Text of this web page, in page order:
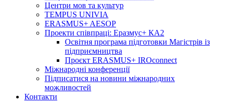
Центри мов та культур
TEMPUS UNIVIA
ERASMUS+ AESOP
Проекти співпраці: Еразмус+ КА2
Освітня програма підготовки Магістрів із
підприємництва
Проєкт ERASMUS+ IROconnect
Міжнародні конференції
Підписатися на новини міжнародних
можливостей
Контакти